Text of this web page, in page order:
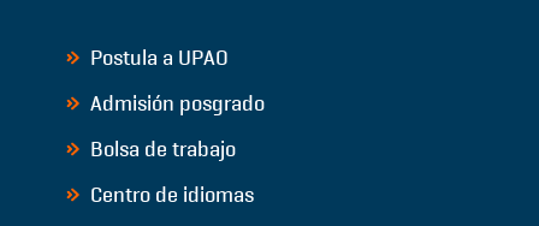
Postula a UPAO
Admisión posgrado
Bolsa de trabajo
Centro de idiomas